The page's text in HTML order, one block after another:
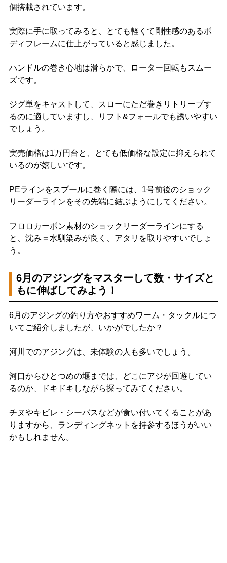
個搭載されています。
実際に手に取ってみると、とても軽くて剛性感のあるボ
ディフレームに仕上がっていると感じました。
ハンドルの巻き心地は滑らかで、ローター回転もスムー
ズです。
ジグ単をキャストして、スローにただ巻きリトリーブす
るのに適していますし、リフト&フォールでも誘いやすい
でしょう。
実売価格は1万円台と、とても低価格な設定に抑えられて
いるのが嬉しいです。
PEラインをスプールに巻く際には、1号前後のショック
リーダーラインをその先端に結ぶようにしてください。
フロロカーボン素材のショックリーダーラインにする
と、沈み＝水馴染みが良く、アタリを取りやすいでしょ
う。
6月のアジングをマスターして数・サイズと
もに伸ばしてみよう！
6月のアジングの釣り方やおすすめワーム・タックルにつ
いてご紹介しましたが、いかがでしたか？
河川でのアジングは、未体験の人も多いでしょう。
河口からひとつめの堰までは、どこにアジが回遊してい
るのか、ドキドキしながら探ってみてください。
チヌやキビレ・シーバスなどが食い付いてくることがあ
りますから、ランディングネットを持参するほうがいい
かもしれません。